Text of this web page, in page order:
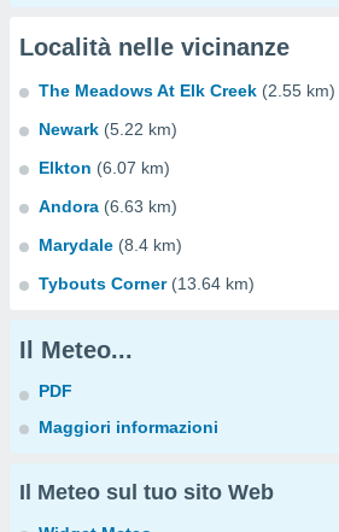
Località nelle vicinanze
The Meadows At Elk Creek (2.55 km)
Newark (5.22 km)
Elkton (6.07 km)
Andora (6.63 km)
Marydale (8.4 km)
Tybouts Corner (13.64 km)
Il Meteo...
PDF
Maggiori informazioni
Il Meteo sul tuo sito Web